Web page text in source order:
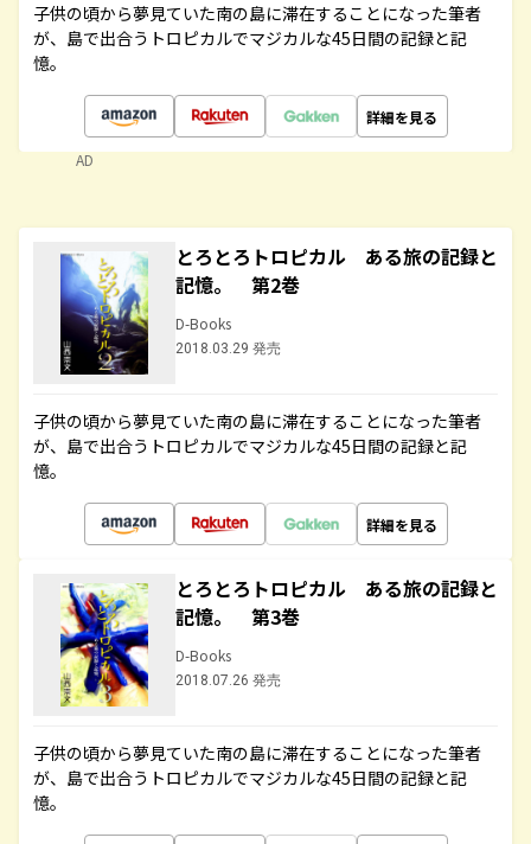
子供の頃から夢見ていた南の島に滞在することになった筆者
が、島で出合うトロピカルでマジカルな45日間の記録と記
憶。
詳細を見る
AD
とろとろトロピカル ある旅の記録と
記憶。 第2巻
D-Books
2018.03.29 発売
子供の頃から夢見ていた南の島に滞在することになった筆者
が、島で出合うトロピカルでマジカルな45日間の記録と記
憶。
詳細を見る
とろとろトロピカル ある旅の記録と
記憶。 第3巻
D-Books
2018.07.26 発売
子供の頃から夢見ていた南の島に滞在することになった筆者
が、島で出合うトロピカルでマジカルな45日間の記録と記
憶。